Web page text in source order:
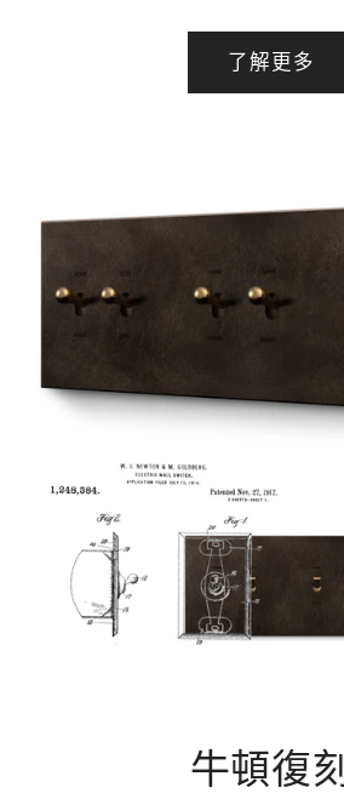
了解更多
牛頓復刻